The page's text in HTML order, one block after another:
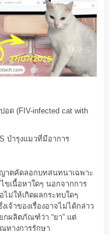
อด(FIV-infected cat with
บำรุงแมวที่มีอาการ
าตคัดลอกบทสนทนาเฉพาะ
ขเนื้อหาใดๆ นอกจากการ
ม่ให้เกิดผลกระทบใดๆ
จ้าของเรื่องอาจไม่ได้กล่าว
กผลิตภัณฑ์ว่า “ยา” แต่
ทางการรักษา